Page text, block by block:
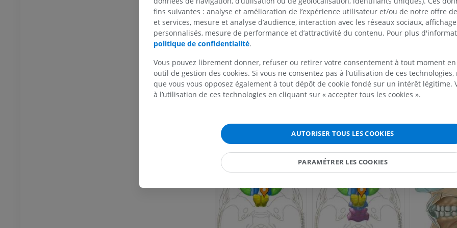
TDM de la cheville et du pied
Radiographies du membre
supérieur
Radiographies
Membre supérieur
Illustrations
PREMIUM
supérieur
Angiographie
GRATUIT
Visible human project
PREMIUM
Arthroscanner
Arthroscanner
IRM de la
l'arrière-pied
IRM
PREMIUM
IRM de l’avant-
PREMIUM
Angioscanner
TDM
PREMIUM
fins suivantes : analyse et amélioration de l’expérience utilisateur et/ou de notre offre
et services, mesure et analyse d’audience, interaction avec les réseaux sociaux,
personnalisés, mesure de performance et d’attractivité du contenu. Pour plus
politique de confidentialité.
Vous pouvez librement donner, refuser ou retirer votre consentement à tout moment
outil de gestion des cookies. Si vous ne consentez pas à l’utilisation de ces
que vous vous opposez également à tout dépôt de cookie fondé sur un intérêt légitime.
à l’utilisation de ces technologies en cliquant sur « accepter tous les cookies ».
AUTORISER TOUS LES COOKIES
PARAMÉTRER LES COOKIES